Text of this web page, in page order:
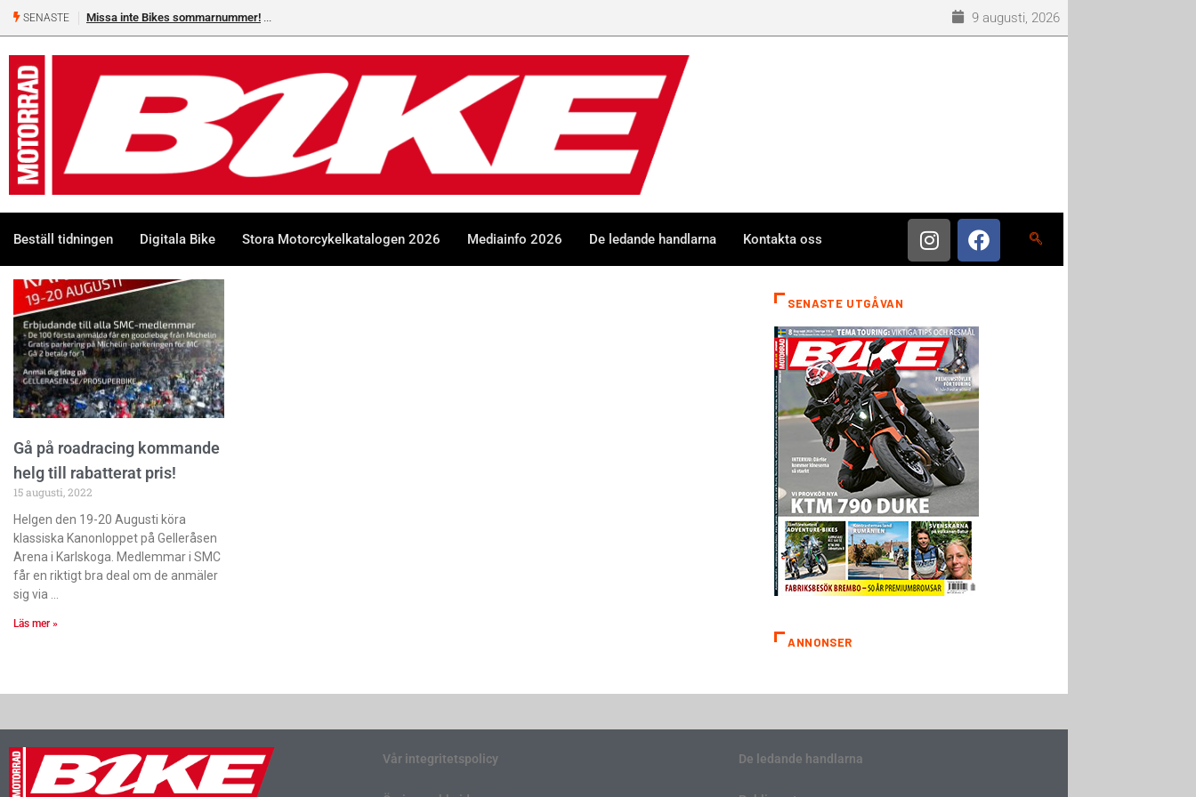
SENASTE Missa inte Bikes sommarnummer! 9 augusti, 2026
Beställ tidningen Digitala Bike Stora Motorcykelkatalogen 2026 Mediainfo 2026 De ledande handlarna Kontakta oss
Gå på roadracing kommande
helg till rabatterat pris!
15 augusti, 2022
Helgen den 19-20 Augusti köra
klassiska Kanonloppet på Gelleråsen
Arena i Karlskoga. Medlemmar i SMC
får en riktigt bra deal om de anmäler
sig via
Läs mer »
SENASTE UTGÅVAN
ANNONSER
Vår integritetspolicy De ledande handlarna